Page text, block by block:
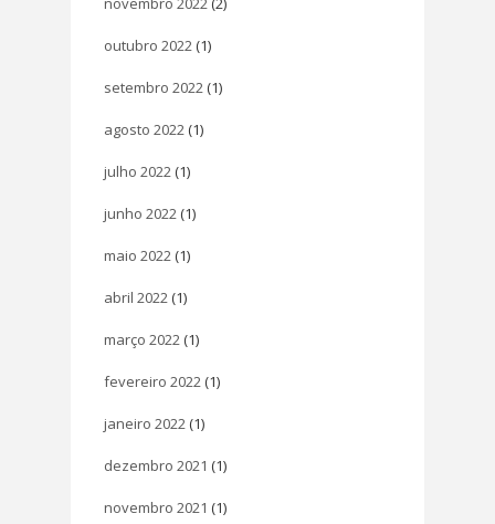
outubro 2022 (1)
setembro 2022 (1)
agosto 2022 (1)
julho 2022 (1)
junho 2022 (1)
maio 2022 (1)
abril 2022 (1)
março 2022 (1)
fevereiro 2022 (1)
janeiro 2022 (1)
dezembro 2021 (1)
novembro 2021 (1)